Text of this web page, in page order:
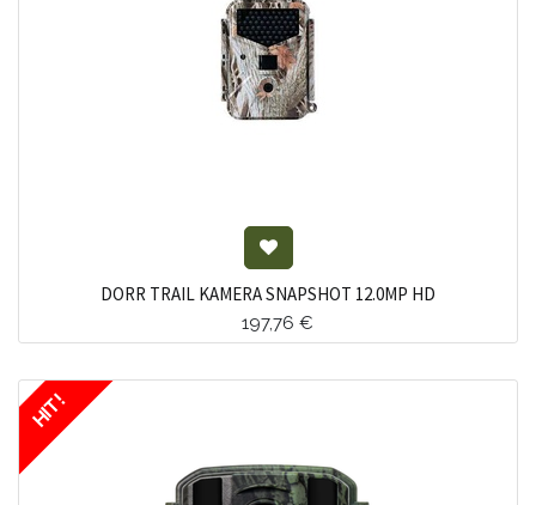
DORR TRAIL KAMERA SNAPSHOT 12.0MP HD
197,76 €
HIT!